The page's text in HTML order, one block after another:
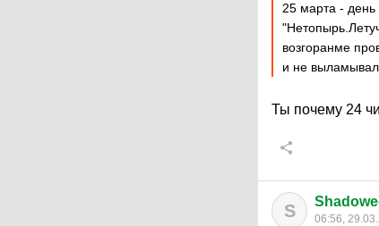
25 марта -
возгоранме
и не
Ты почему 24
S 06:56,